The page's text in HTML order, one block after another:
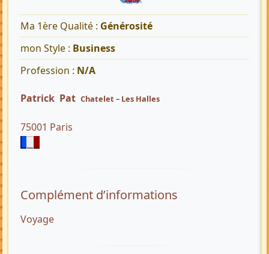
Ma 1ère Qualité : Générosité
mon Style : Business
Profession : N/A
Patrick Pat Chatelet – Les Halles
75001 Paris
Complément d’informations
Voyage